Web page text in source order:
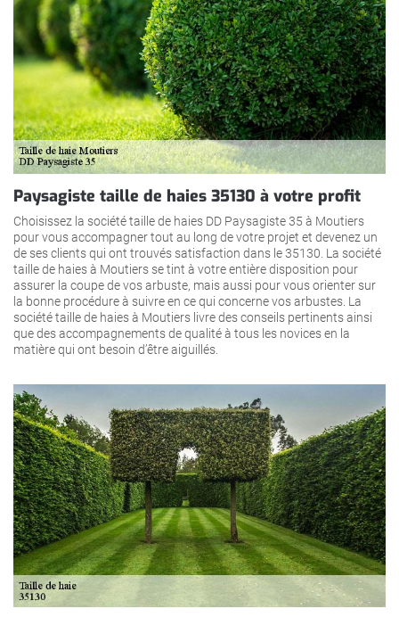
Paysagiste taille de haies 35130 à votre profit
Choisissez la société taille de haies DD Paysagiste 35 à Moutiers
pour vous accompagner tout au long de votre projet et devenez un
de ses clients qui ont trouvés satisfaction dans le 35130. La société
taille de haies à Moutiers se tint à votre entière disposition pour
assurer la coupe de vos arbuste, mais aussi pour vous orienter sur
la bonne procédure à suivre en ce qui concerne vos arbustes. La
société taille de haies à Moutiers livre des conseils pertinents ainsi
que des accompagnements de qualité à tous les novices en la
matière qui ont besoin d’être aiguillés.